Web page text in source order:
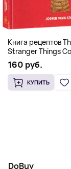
Книга рецептов
Stranger Things
Recipes from
Beyond (На
160 руб.
КУПИТЬ
DoBuy